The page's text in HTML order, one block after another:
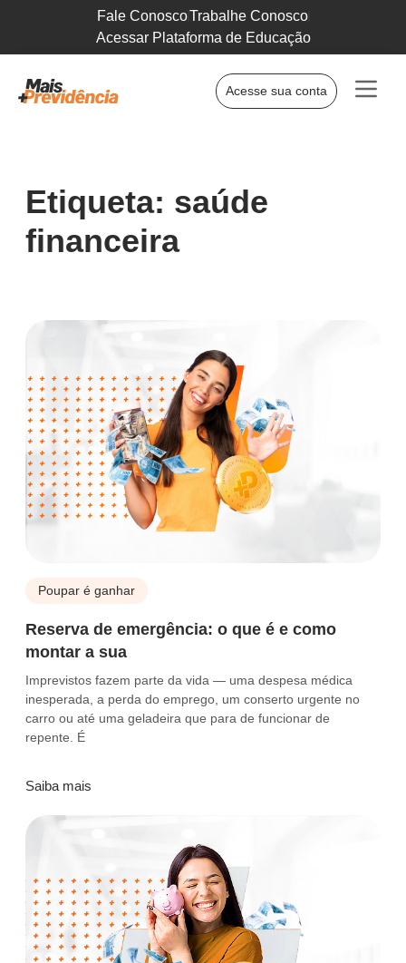
Fale ConoscoTrabalhe Conosco
Acessar Plataforma de Educação
Acesse sua conta
Etiqueta: saúde
financeira
Poupar é ganhar
Reserva de emergência: o que é e como
montar a sua
Imprevistos fazem parte da vida — uma despesa médica
inesperada, a perda do emprego, um conserto urgente no
carro ou até uma geladeira que para de funcionar de
repente. É
Saiba mais